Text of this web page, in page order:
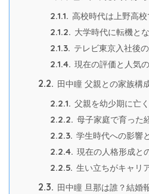
2.1.1. 高校時代は上野高
2.1.2. 大学時代に転機と
2.1.3. テレビ東京入社後
2.1.4. 現在の評価と人気
2.2. 田中瞳 父親との家族構
2.2.1. 父親を幼少期に亡
2.2.2. 母子家庭で育った
2.2.3. 学生時代への影響
2.2.4. 現在の人格形成と
2.2.5. 生い立ちがキャリ
2.3. 田中瞳 旦那は誰？結婚